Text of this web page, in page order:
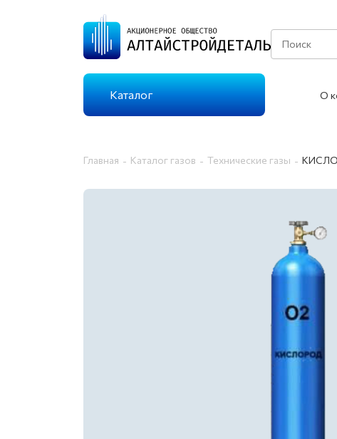
Каталог
ТЕХНИЧЕСКИЕ ГАЗЫ
О
Главная Каталог газов Технические газы